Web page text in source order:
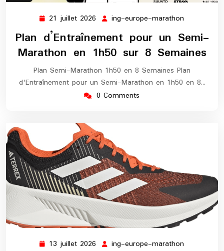
21 juillet 2026 21
2026
ing-europe-marathon
europe-
marathon
Plan d’Entraînement pour un Semi-
Marathon en 1h50 sur 8 Semaines
Plan Semi-Marathon 1h50 en 8 Semaines Plan
d'Entraînement pour un Semi-Marathon en 1h50 en 8…
0 Comments
13 juillet 2026 13
ing-europe-marathon